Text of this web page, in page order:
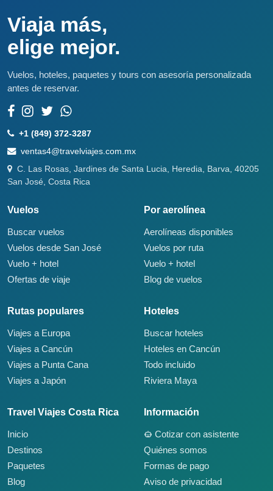
Viaja más,
elige mejor.
Vuelos, hoteles, paquetes y tours con asesoría personalizada
antes de reservar.
+1 (849) 372-3287
ventas4@travelviajes.com.mx
C. Las Rosas, Jardines de Santa Lucia, Heredia, Barva, 40205
San José, Costa Rica
Vuelos
Buscar vuelos
Vuelos desde San José
Vuelo + hotel
Ofertas de viaje
Por aerolínea
Aerolíneas disponibles
Vuelos por ruta
Vuelo + hotel
Blog de vuelos
Rutas populares
Viajes a Europa
Viajes a Cancún
Viajes a Punta Cana
Viajes a Japón
Hoteles
Buscar hoteles
Hoteles en Cancún
Todo incluido
Riviera Maya
Travel Viajes Costa Rica
Inicio
Destinos
Paquetes
Blog
Información
Cotizar con asistente
Quiénes somos
Formas de pago
Aviso de privacidad